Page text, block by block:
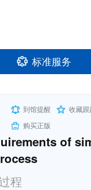
标准服务
到馆提醒 收藏跟
购买正版
of
程